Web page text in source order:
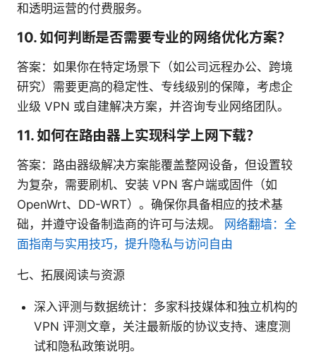
和透明运营的付费服务。
10. 如何判断是否需要专业的网络优化方案？
答案：如果你在特定场景下（如公司远程办公、跨境
研究）需要更高的稳定性、专线级别的保障，考虑企
业级 VPN 或自建解决方案，并咨询专业网络团队。
11. 如何在路由器上实现科学上网下载？
答案：路由器级解决方案能覆盖整网设备，但设置较
为复杂，需要刷机、安装 VPN 客户端或固件（如
OpenWrt、DD-WRT）。确保你具备相应的技术基
础，并遵守设备制造商的许可与法规。 网络翻墙：全
面指南与实用技巧，提升隐私与访问自由
七、拓展阅读与资源
深入评测与数据统计：多家科技媒体和独立机构的
VPN 评测文章，关注最新版的协议支持、速度测
试和隐私政策说明。